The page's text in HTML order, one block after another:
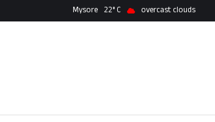
Mysore 22 overcast clouds